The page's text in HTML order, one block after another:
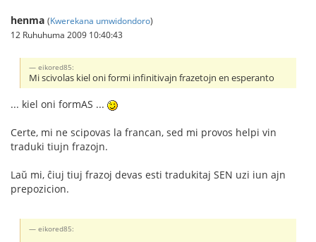
henma (Kwerekana umwidondoro)
12 Ruhuhuma 2009 10:40:43
eikored85:
Mi scivolas kiel oni formi infinitivajn frazetojn en esperanto
... kiel oni formAS ...
Certe, mi ne scipovas la francan, sed mi provos helpi vin
traduki tiujn frazojn.
Laŭ mi, ĉiuj tiuj frazoj devas esti tradukitaj SEN uzi iun ajn
prepozicion.
eikored85: